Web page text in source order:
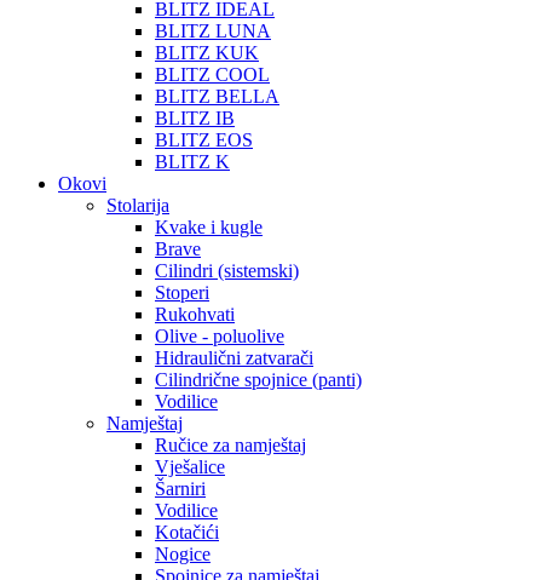
BLITZ IDEAL
BLITZ LUNA
BLITZ KUK
BLITZ COOL
BLITZ BELLA
BLITZ IB
BLITZ EOS
BLITZ K
Okovi
Stolarija
Kvake i kugle
Brave
Cilindri (sistemski)
Stoperi
Rukohvati
Olive - poluolive
Hidraulični zatvarači
Cilindrične spojnice (panti)
Vodilice
Namještaj
Ručice za namještaj
Vješalice
Šarniri
Vodilice
Kotačići
Nogice
Spojnice za namještaj